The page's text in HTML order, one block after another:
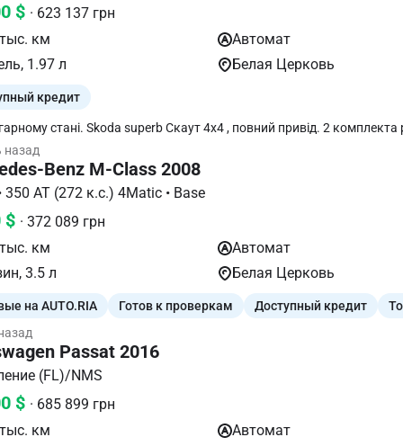
$ · 623 137 грн
км
Автомат
1.97 л
Белая Церковь
кредит
Скаут 4х4 , повний привід. 2 комплекта резини.
у подарунок . Спорт режим,Комфортне керування,Технічно
на СТО вітається.Детальніше за телефоном.
назад
Benz M-Class 2008
W164 • 350 AT (272 к.с.) 4Matic • Base
$ · 372 089 грн
км
Автомат
3.5 л
Белая Церковь
на AUTO.RIA Готов к проверкам Доступный кредит
Passat 2016
(FL)/NMS
$ · 685 899 грн
км
Автомат